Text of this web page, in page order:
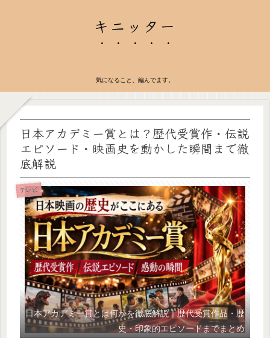
キニッター
気になること、編んでます。
日本アカデミー賞とは？歴代受賞作・伝説
エピソード・映画史を動かした瞬間まで徹
底解説
テレビ
日本アカデミー賞とは何かを徹底解説｜歴代受賞作品・歴
史・印象的エピソードまでまとめ